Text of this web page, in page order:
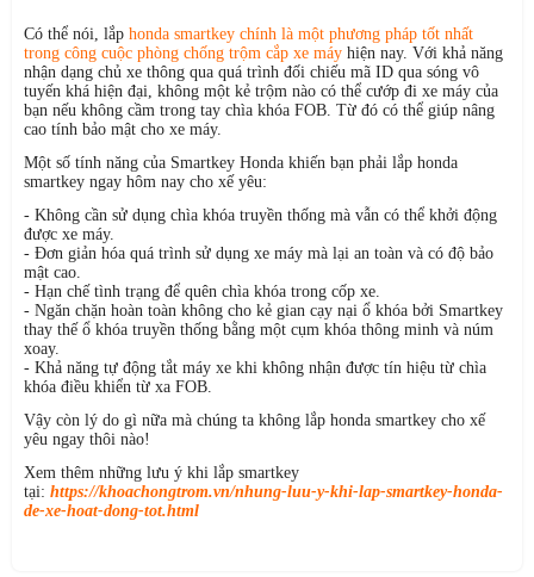
Có thể nói, lắp honda smartkey chính là một phương pháp tốt nhất
trong công cuộc phòng chống trộm cắp xe máy hiện nay. Với khả năng
nhận dạng chủ xe thông qua quá trình đối chiếu mã ID qua sóng vô
tuyến khá hiện đại, không một kẻ trộm nào có thể cướp đi xe máy của
bạn nếu không cầm trong tay chìa khóa FOB. Từ đó có thể giúp nâng
cao tính bảo mật cho xe máy.
Một số tính năng của Smartkey Honda khiến bạn phải lắp honda
smartkey ngay hôm nay cho xế yêu:
- Không cần sử dụng chìa khóa truyền thống mà vẫn có thể khởi động
được xe máy.
- Đơn giản hóa quá trình sử dụng xe máy mà lại an toàn và có độ bảo
mật cao.
- Hạn chế tình trạng để quên chìa khóa trong cốp xe.
- Ngăn chặn hoàn toàn không cho kẻ gian cạy nại ổ khóa bởi Smartkey
thay thế ổ khóa truyền thống bằng một cụm khóa thông minh và núm
xoay.
- Khả năng tự động tắt máy xe khi không nhận được tín hiệu từ chìa
khóa điều khiển từ xa FOB.
Vậy còn lý do gì nữa mà chúng ta không lắp honda smartkey cho xế
yêu ngay thôi nào!
Xem thêm những lưu ý khi lắp smartkey
tại: https://khoachongtrom.vn/nhung-luu-y-khi-lap-smartkey-honda-
de-xe-hoat-dong-tot.html